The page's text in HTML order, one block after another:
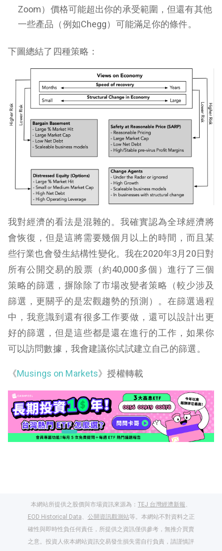
Zoom）價格可能超出你的承受範圍，但還有其他
一些產品（例如Chegg）可能滿足你的條件。
下圖總結了四種策略：
我對經濟的看法是混雜的。我確實認為全球經濟將
會恢復，但是這將需要幾個月以上的時間，而且某
些行業也會發生結構性變化。我在2020年3月20日對
所有公開交易的股票（約40,000多個）進行了三個
策略的篩選，摒除除了市場改變者策略（較少涉及
篩選，更關乎的是宏觀趨勢的預測）。在篩選過程
中，我意識到還有很多工作要做，還可以設計出更
好的篩選，但是這些都是還在進行的工作，如果你
可以訪問數據，我會建議你試試建立自己的篩選。
《Musings on Markets》授權轉載
本網站所提供之股價與市場資訊來源為： TEJ 台灣經濟新報、
EOD Historical Data、 公開資訊觀測站等。本網站不對資料之正
確性與即時性負任何責任，所提供之資訊僅供參考，無推介買賣
之意。投資人依本網站資訊交易發生損失需自行負責，請謹慎評